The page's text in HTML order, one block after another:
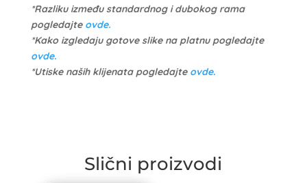
*Razliku između standardnog i dubokog rama
pogledajte ovde.
*Kako izgledaju gotove slike na platnu pogledajte
ovde.
*Utiske naših klijenata pogledajte ovde.
Slični proizvodi